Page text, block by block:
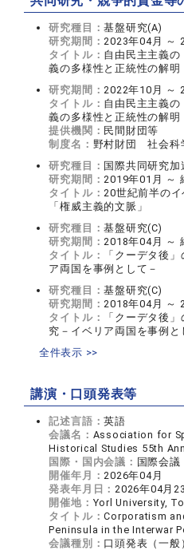
研究種目：基盤研究(A)
研究期間：2023年04月 ～
タイトル： 自由民主主義の
義の多様性と正統性の解明
研究期間：2022年10月 ～
タイトル： 自由民主主義の
義の多様性と正統性の解明
提供機関： 民間財団等
制度名： 野村財団 社会科
研究種目： 国際共同研究
研究期間：2019年01月 ～
タイトル：20世紀前半の
「権威主義的文脈」
研究種目：基盤研究(C)
研究期間：2018年04月 ～
タイトル：
「クーデタ後
ア両国を事例として－
研究種目：基盤研究(C)
研究期間：2018年04月 ～
タイトル：
「クーデタ後
究－イベリア両国を事例と
全件表示 >>
講演・口頭発表等
記述言語：英語
会議名： Association for
Historical Studies 55th
国際・国内会議： 国際会議
開催年月：2026年04月
発表年月日：2026年04月
開催地： Yorl University,
タイトル：Corporatism
Peninsula in the Interwar
会議種別： 口頭発表（一般